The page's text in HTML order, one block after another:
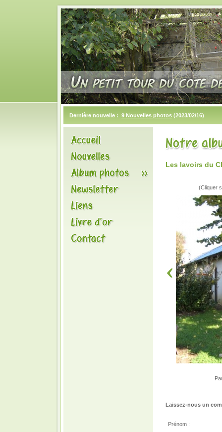
Dernière nouvelle : 9 Nouvelles photos (2023/02/16)
Les lavoirs du
(Cliquer
Laissez-nous un
Prénom :